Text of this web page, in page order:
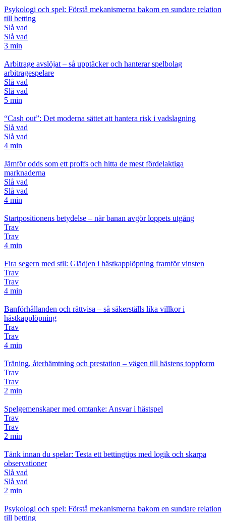
Psykologi och spel: Förstå mekanismerna bakom en sundare relation
till betting
Slå vad
Slå vad
3 min
Arbitrage avslöjat – så upptäcker och hanterar spelbolag
arbitragespelare
Slå vad
Slå vad
5 min
“Cash out”: Det moderna sättet att hantera risk i vadslagning
Slå vad
Slå vad
4 min
Jämför odds som ett proffs och hitta de mest fördelaktiga
marknaderna
Slå vad
Slå vad
4 min
Startpositionens betydelse – när banan avgör loppets utgång
Trav
Trav
4 min
Fira segern med stil: Glädjen i hästkapplöpning framför vinsten
Trav
Trav
4 min
Banförhållanden och rättvisa – så säkerställs lika villkor i
hästkapplöpning
Trav
Trav
4 min
Träning, återhämtning och prestation – vägen till hästens toppform
Trav
Trav
2 min
Spelgemenskaper med omtanke: Ansvar i hästspel
Trav
Trav
2 min
Tänk innan du spelar: Testa ett bettingtips med logik och skarpa
observationer
Slå vad
Slå vad
2 min
Psykologi och spel: Förstå mekanismerna bakom en sundare relation
till betting